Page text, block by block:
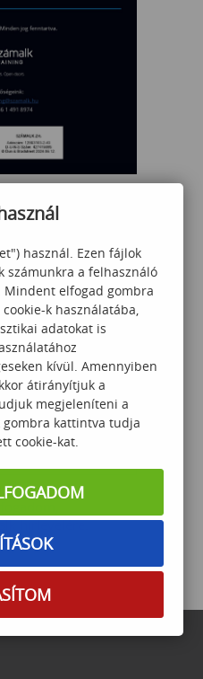
OLDALRA
hírlevelére.
használ. Ezen fájlok
számunkra a felhasználó
Mindent elfogad gombra
k használatába,
adatokat is
kívül. Amennyiben
átirányítjuk a
megjeleníteni a
kattintva tudja
cookie-kat.